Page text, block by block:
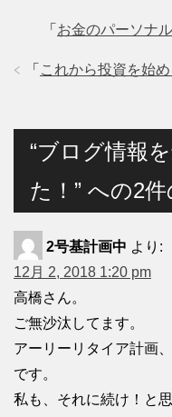
「 お金のパーソナ
「 これから投資を始
“ブログ情報
た！” への2
2号基計画中 より:
12月 2, 2018 1:20 pm
高橋さん。
ご無沙汰してます。
アーリーリタイア計画
です。
私も、それに続け！と